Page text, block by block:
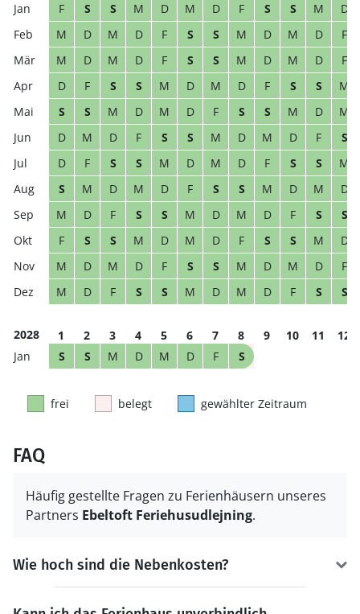
F
S S M D M D F S S M
D
M
D M D F S S M D M D
F
M
D M D F S S M D M D
F
D
F S S M D M D F S S
M
S
S M D M D F S S M D
M
D
M D F S S M D M D F
S
D
F S S M D M D F S S
M
S
M D M D F S S M D M
D
M
D F S S M D M D F S
S
F
S S M D M D F S S M
D
M
D M D F S S M D M D
F
M
D F S S M D M D F S S
2028 1 2 3 4 5 6 7 8 9 10 11
12
S
S M D M D F S
frei belegt gewählter Zeitraum
FAQ
Häufig gestellte Fragen zu Ferienhäusern unseres
Partners Ebeltoft Feriehusudlejning.
Wie hoch sind die Nebenkosten?